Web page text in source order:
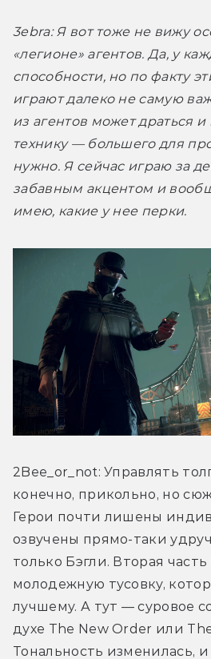
3ebra: Я вот тоже не вижу
«легионе» агентов. Да, у
способности, но по факту
играют далеко не самую
из агентов может драться
технику — большего для
нужно. Я сейчас играю за
забавным акцентом и
имею, какие у нее перки.
2Bee_or_not: Управлять
конечно, прикольно, но
Герои почти лишены
озвучены прямо-таки
только Бэгли. Вторая
молодежную тусовку,
лучшему. А тут — суровое
духе The New Order или
Тональность изменилась,